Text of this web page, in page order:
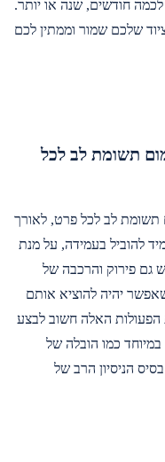
חודשים, שנה או יותר.
שלכם שמור וממתין לכם
תשומת לב לכל
תשומת לב לכל פרט, לאורך
להוביל בעמידה, על מנת
גם פירוק והרכבה של
יהיה להוציא אותם
הפעולות האלה חשוב לבצע
במיוחד כמו הובלה של
הניסיון הרב של